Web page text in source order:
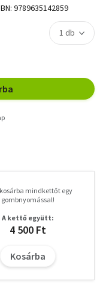
9789635142859
mindkettőt egy
gombnyomással!
A kettő együtt:
4 500 Ft
Kosárba